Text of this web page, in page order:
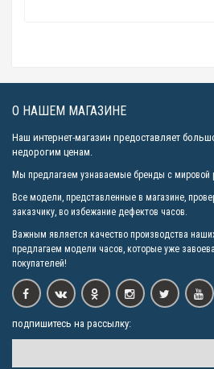
О НАШЕМ МАГАЗИНЕ
Наш интернет-магазин предоставляет
недорогим ценам.
Мы предлагаем узнаваемые бренды с мировой
Все модели, представленные в магазине,
заказчику, во избежание дефектов часов.
Важным является качество производства
предлагаем модели часов, которые уже
покупателей!
подпишитесь на рассылку: